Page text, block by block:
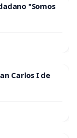
"Somos
Carlos I de